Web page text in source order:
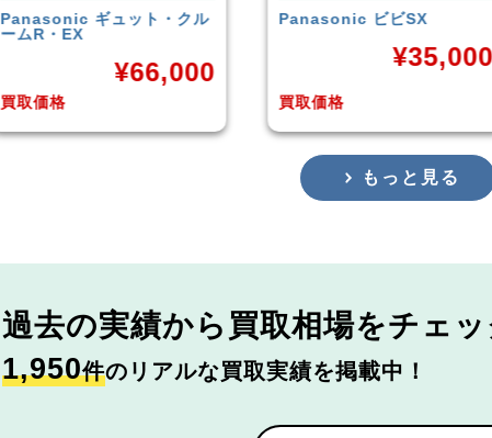
Panasonic ビビSX
買取価格
¥35,000
YAMAHAPAS With
買取価格
¥
もっと見る
過去の実績から 買取相場をチェ
1,950件のリアルな買取実績を掲載中！